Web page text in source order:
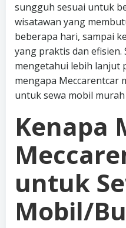
sungguh sesuai untuk
wisatawan yang
beberapa hari, sampai
yang praktis dan
mengetahui lebih lanjut
mengapa Meccarentcar
untuk sewa mobil
Kenapa
untuk
Mobil/